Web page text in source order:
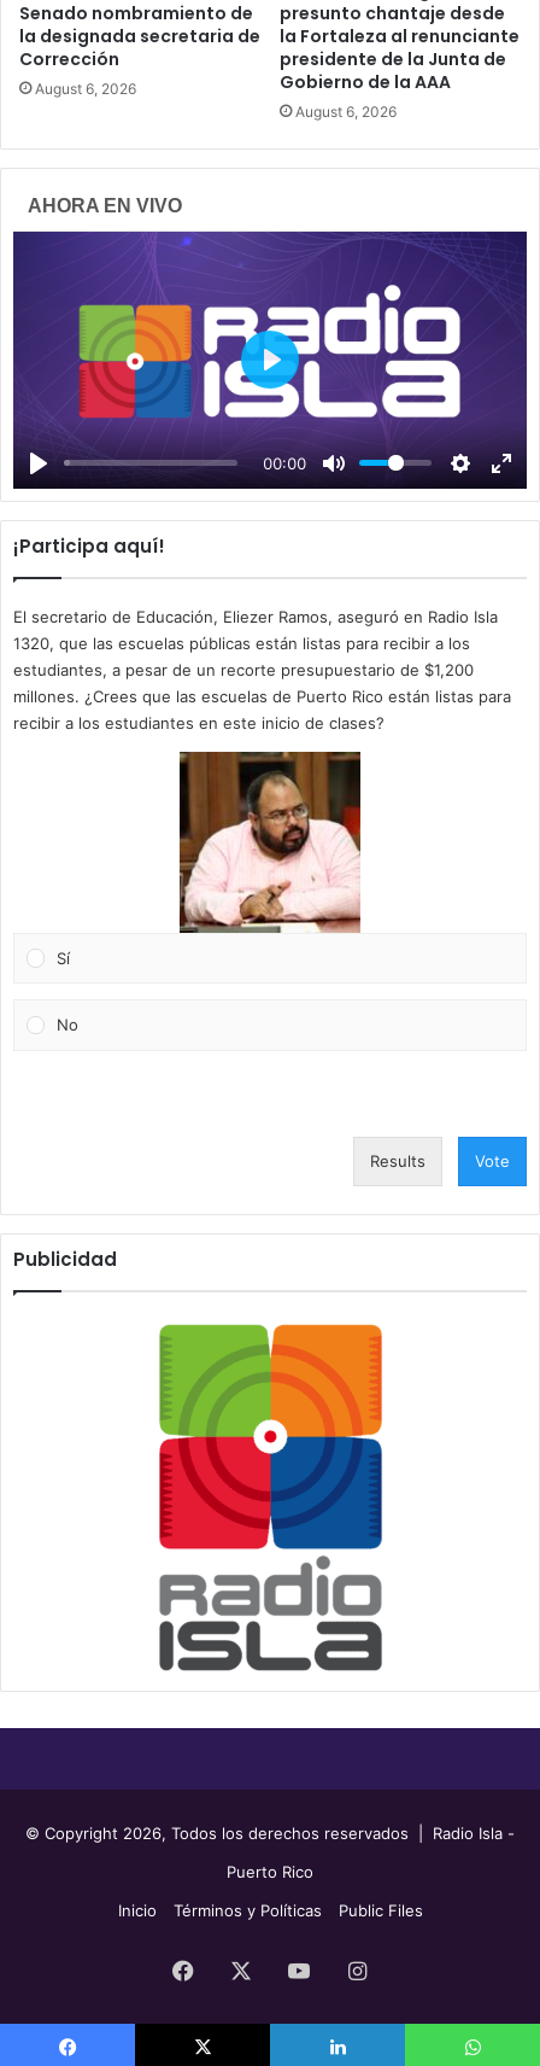
Senado nombramiento de
la designada secretaria de
Corrección
August 6, 2026
presunto chantaje desde
la Fortaleza al renunciante
presidente de la Junta de
Gobierno de la AAA
August 6, 2026
AHORA EN VIVO
00:00
P
a
y
¡Participa aquí!
El secretario de Educación, Eliezer Ramos, aseguró en Radio Isla
1320, que las escuelas públicas están listas para recibir a los
estudiantes, a pesar de un recorte presupuestario de $1,200
millones. ¿Crees que las escuelas de Puerto Rico están listas para
recibir a los estudiantes en este inicio de clases?
Sí
No
Results Vote
Publicidad
© Copyright 2026, Todos los derechos reservados | Radio Isla -
Puerto Rico
Inicio
Términos y Políticas Public Files
Facebook YouTubeInstagram